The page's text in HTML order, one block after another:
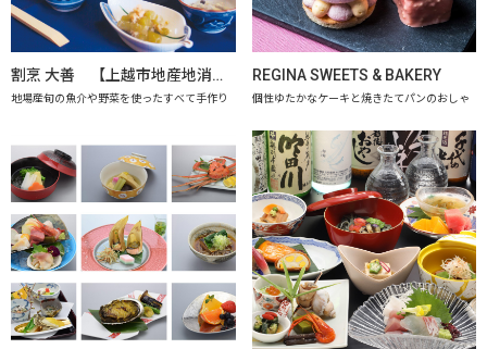
割烹 大善 【上越市地産地消推進の店認定店】
地場産旬の魚介や野菜を使ったすべて手作り
REGINA SWEETS & BAKERY
個性ゆたかなケーキと焼きたてパンのおしゃ